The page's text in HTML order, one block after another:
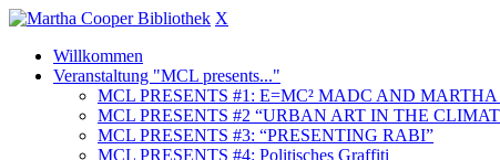
X
Willkommen
Veranstaltung "MCL presents..."
MCL PRESENTS #1: E=MC² MADC AND
MCL PRESENTS #2 “URBAN ART IN THE
MCL PRESENTS #3: “PRESENTING RABI”
MCL PRESENTS #4: Politisches Graffiti